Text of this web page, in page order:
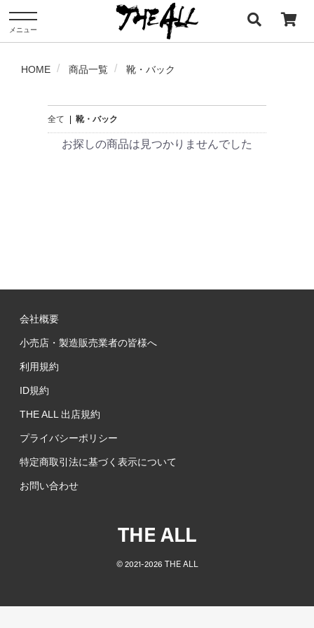
メニュー
HOME 商品一覧 靴・バック
全て 靴・バック
お探しの商品は見つかりませんでした
会社概要
小売店・製造販売業者の皆様へ
利用規約
ID規約
THE ALL 出店規約
プライバシーポリシー
特定商取引法に基づく表示について
お問い合わせ
THE ALL
©︎ 2021-2026 THE ALL